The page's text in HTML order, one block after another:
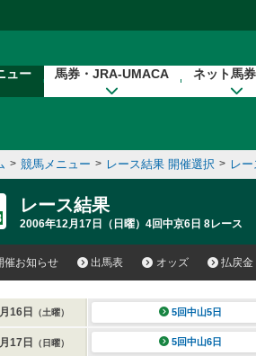
ュー 馬券・JRA-UMACA ネット馬
> 競馬メニュー > レース結果 開催選択 > レ
レース結果
2006年12月17日（日曜）4回中京6日 8レース
催お知らせ 出馬表 オッズ 払戻金
16日 （土曜） 5回中山5日
17日 （日曜） 5回中山6日